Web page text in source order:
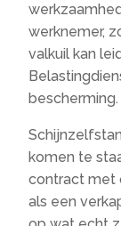
werknemer,
valkuil kan
bescherming.
komen te
contract met
als een